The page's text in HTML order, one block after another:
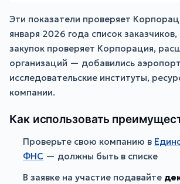
Эти показатели проверяет
января 2026 года список
закупок проверяет Корпорация,
организаций — добавились
исследовательские институты,
компании.
Как использовать
Проверьте свою компанию в
ФНС — должны быть в списке
В заявке на участие подавайте